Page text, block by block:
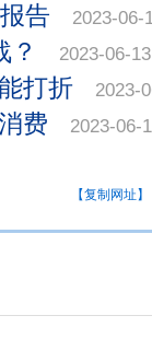
告
2023-06-
？ 2023-06-13
打折 2023-
费 2023-06-
【复制网址】